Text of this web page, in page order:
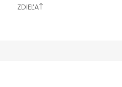
ZDIEĽAŤ